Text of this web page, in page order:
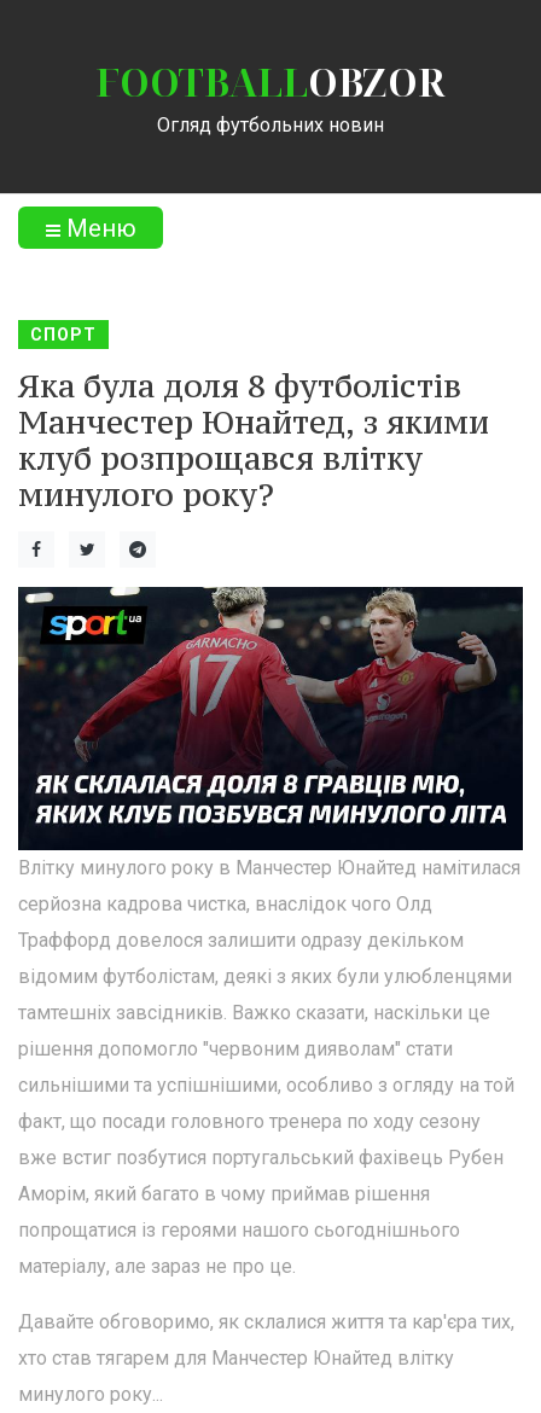
FOOTBALLOBZOR
Огляд футбольних новин
Меню
СПОРТ
Яка була доля 8 футболістів
Манчестер Юнайтед, з якими
клуб розпрощався влітку
минулого року?
Влітку минулого року в Манчестер Юнайтед намітилася
серйозна кадрова чистка, внаслідок чого Олд
Траффорд довелося залишити одразу декільком
відомим футболістам, деякі з яких були улюбленцями
тамтешніх завсідників. Важко сказати, наскільки це
рішення допомогло "червоним дияволам" стати
сильнішими та успішнішими, особливо з огляду на той
факт, що посади головного тренера по ходу сезону
вже встиг позбутися португальський фахівець Рубен
Аморім, який багато в чому приймав рішення
попрощатися із героями нашого сьогоднішнього
матеріалу, але зараз не про це.
Давайте обговоримо, як склалися життя та кар'єра тих,
хто став тягарем для Манчестер Юнайтед влітку
минулого року...